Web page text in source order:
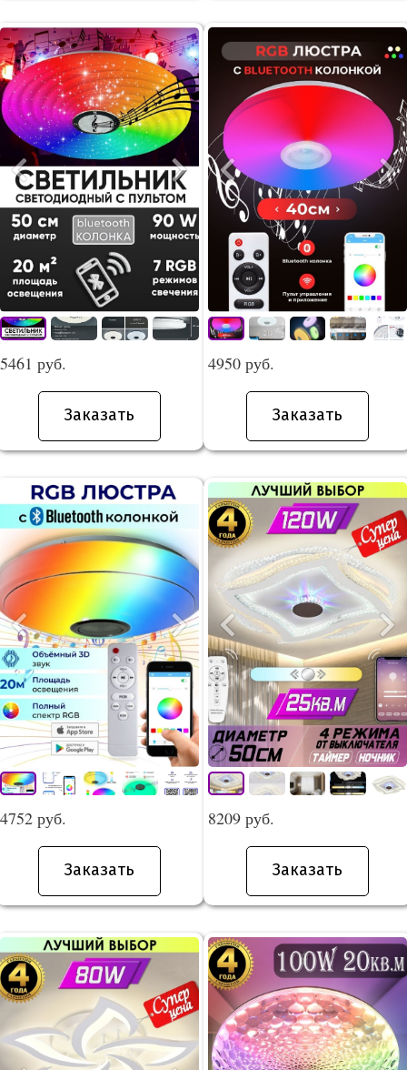
5461 руб.
Заказать
4950 руб.
Заказать
4752 руб.
Заказать
8209 руб.
Заказать